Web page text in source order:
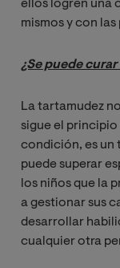
ellos logren una
mismos y con
¿Se puede
La tartamudez
sigue el principio
condición, es un
puede superar
los niños que la
a gestionar sus
desarrollar
cualquier otra